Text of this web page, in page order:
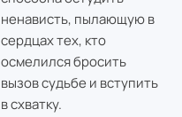
ненависть, пылающую в
сердцах тех, кто
осмелился бросить
вызов судьбе и вступить
в схватку.